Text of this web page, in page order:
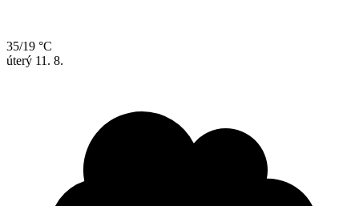
35/19 °C
úterý 11. 8.